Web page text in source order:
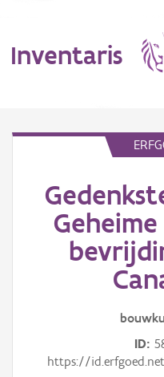
Inventaris
Erfgoedobject
Aanduidingsobject
Persoon of collectief
ID
https://